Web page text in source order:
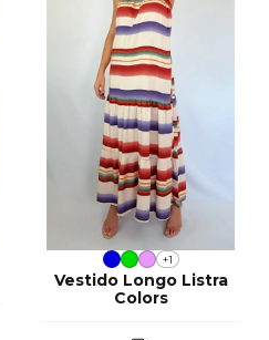
+1
Vestido Longo Listra
Colors